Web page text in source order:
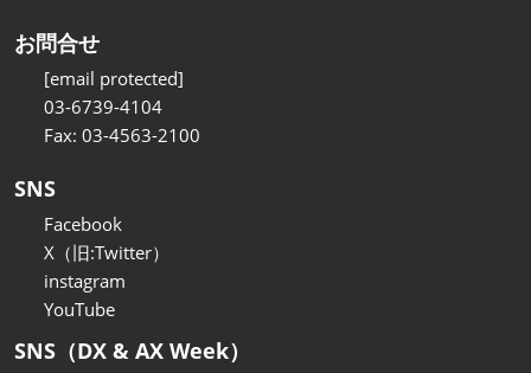
お問合せ
[email protected]
03-6739-4104
Fax: 03-4563-2100
SNS
Facebook
X（旧:Twitter）
instagram
YouTube
SNS（DX & AX Week）